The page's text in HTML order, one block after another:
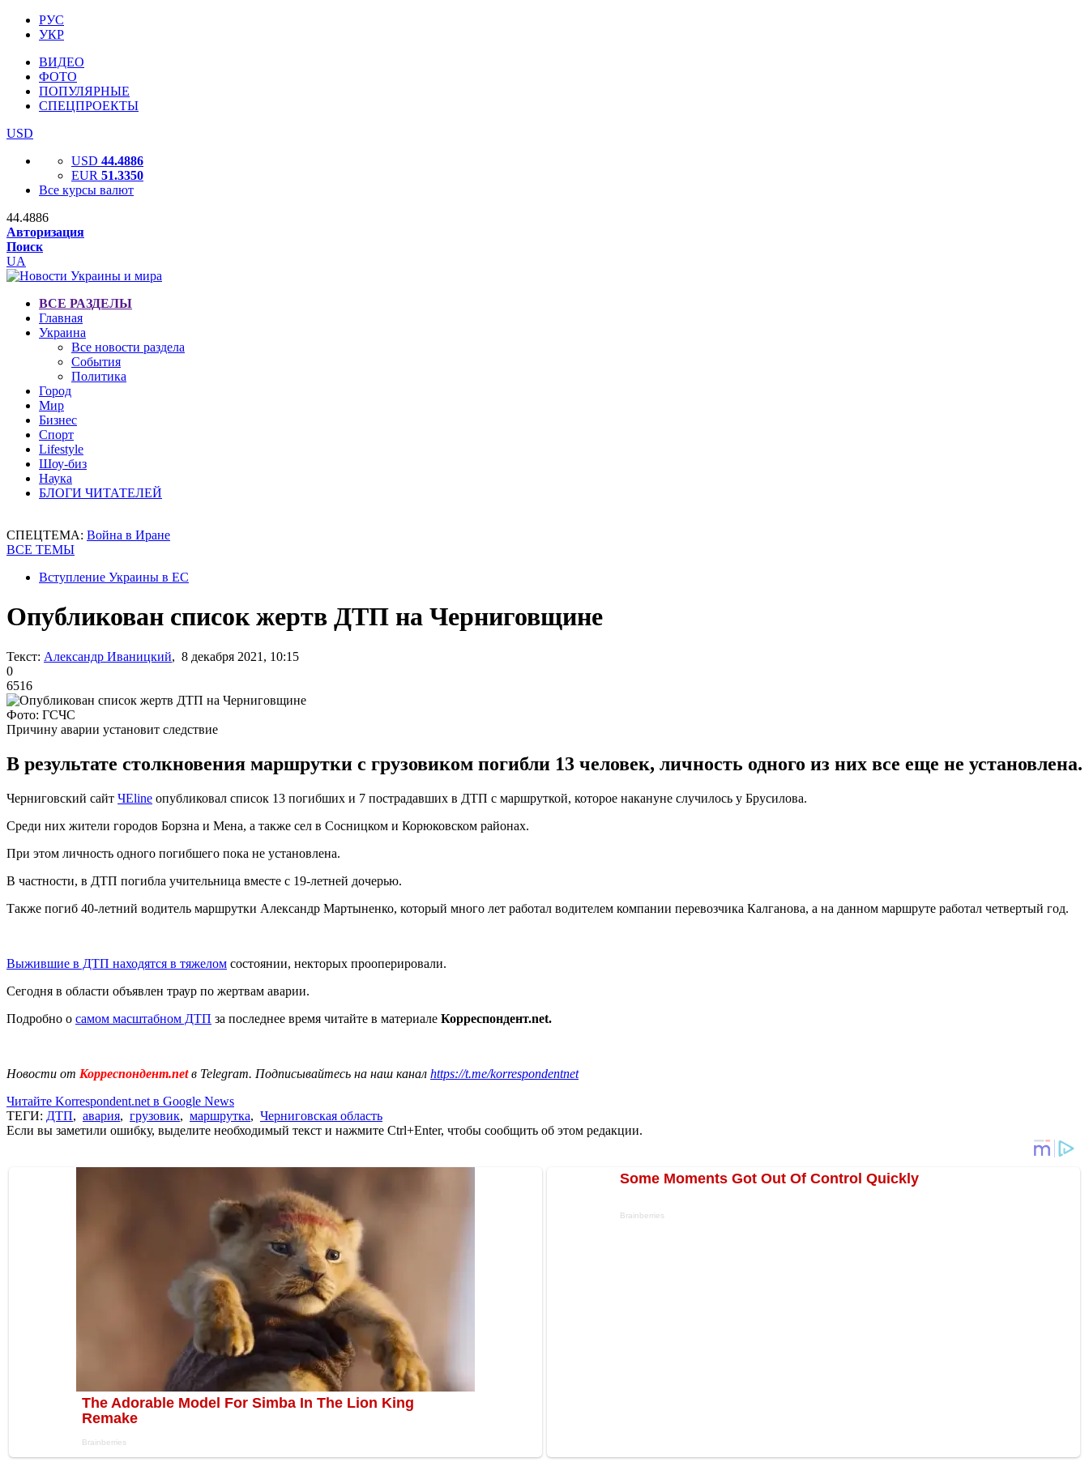
РУС
УКР
ВИДЕО
ФОТО
ПОПУЛЯРНЫЕ
СПЕЦПРОЕКТЫ
USD
USD 44.4886
EUR 51.3350
Все курсы валют
44.4886
Авторизация
Поиск
UA
ВСЕ РАЗДЕЛЫ
Главная
Украина
Все новости раздела
События
Политика
Город
Мир
Бизнес
Спорт
Lifestyle
Шоу-биз
Наука
БЛОГИ ЧИТАТЕЛЕЙ
СПЕЦТЕМА: Война в Иране
ВСЕ ТЕМЫ
Вступление Украины в ЕС
Опубликован список жертв ДТП на Черниговщине
Текст: Александр Иваницкий, 8 декабря 2021, 10:15
0
6516
Фото: ГСЧС
Причину аварии установит следствие
В результате столкновения маршрутки с грузовиком погибли 13 человек, личность одного из них все еще не установлена.
Черниговский сайт ЧЕline опубликовал список 13 погибших и 7 пострадавших в ДТП с маршруткой, которое накануне случилось у Брусилова.
Среди них жители городов Борзна и Мена, а также сел в Сосницком и Корюковском районах.
При этом личность одного погибшего пока не установлена.
В частности, в ДТП погибла учительница вместе с 19-летней дочерью.
Также погиб 40-летний водитель маршрутки Александр Мартыненко, который много лет работал водителем компании перевозчика Калганова, а на данном маршруте работал четвертый год.
Выжившие в ДТП находятся в тяжелом состоянии, некторых прооперировали.
Сегодня в области объявлен траур по жертвам аварии.
Подробно о самом масштабном ДТП за последнее время читайте в материале Корреспондент.net.
Новости от Корреспондент.netв Telegram. Подписывайтесь на наш канал https://t.me/korrespondentnet
Читайте Korrespondent.net в Google News
ТЕГИ: ДТП, авария, грузовик, маршрутка, Черниговская область
Если вы заметили ошибку, выделите необходимый текст и нажмите Ctrl+Enter, чтобы сообщить об этом редакции.